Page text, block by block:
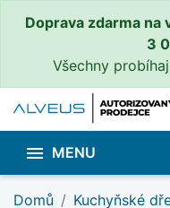
Doprava zdarma na
3
Všechny
 MENU
Domů Kuchyňské